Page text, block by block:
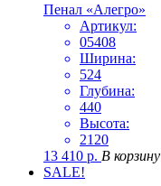
Пенал «Алегро»
Артикул:
05408
Ширина:
524
Глубина:
440
Высота:
2120
13 410 р. В корзину
SALE!